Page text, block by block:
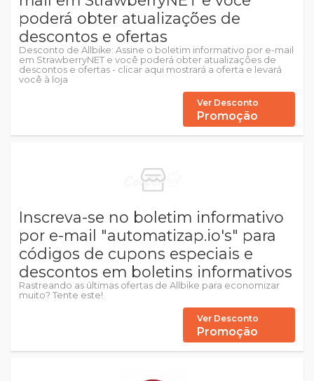
poderá obter atualizações de
descontos e ofertas
Desconto de Allbike: Assine o boletim informativo por e-mail
em StrawberryNET e você poderá obter atualizações de
descontos e ofertas - clicar aqui mostrará a oferta e levará
você à loja
Ver Desconto
Promoção
Inscreva-se no boletim informativo
por e-mail "automatizap.io's" para
códigos de cupons especiais e
descontos em boletins informativos
Rastreando as últimas ofertas de Allbike para economizar
muito? Tente este!
Ver Desconto
Promoção